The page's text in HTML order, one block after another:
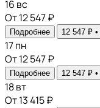
16 вс
От 12 547 ₽
Подробнее 12 547 ₽ •
17пн
От 12 547 ₽
Подробнее 12 547 ₽ •
18вт
От 13 415 ₽